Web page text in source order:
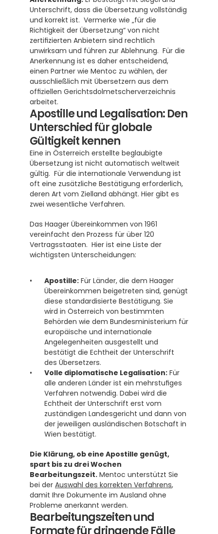
Unterschrift, dass die Übersetzung vollständig
und korrekt ist.  Vermerke wie „für die
Richtigkeit der Übersetzung“ von nicht
zertifizierten Anbietern sind rechtlich
unwirksam und führen zur Ablehnung.  Für die
Anerkennung ist es daher entscheidend,
einen Partner wie Mentoc zu wählen, der
ausschließlich mit Übersetzern aus dem
offiziellen Gerichtsdolmetscherverzeichnis
arbeitet.
Apostille und Legalisation: Den
Unterschied für globale
Gültigkeit kennen
Eine in Österreich erstellte beglaubigte
Übersetzung ist nicht automatisch weltweit
gültig.  Für die internationale Verwendung ist
oft eine zusätzliche Bestätigung erforderlich,
deren Art vom Zielland abhängt. Hier gibt es
zwei wesentliche Verfahren.
Das Haager Übereinkommen von 1961
vereinfacht den Prozess für über 120
Vertragsstaaten.  Hier ist eine Liste der
wichtigsten Unterscheidungen:
Apostille: Für Länder, die dem Haager
Übereinkommen beigetreten sind, genügt
diese standardisierte Bestätigung. Sie
wird in Österreich von bestimmten
Behörden wie dem Bundesministerium für
europäische und internationale
Angelegenheiten ausgestellt und
bestätigt die Echtheit der Unterschrift
des Übersetzers.
Volle diplomatische Legalisation: Für
alle anderen Länder ist ein mehrstufiges
Verfahren notwendig. Dabei wird die
Echtheit der Unterschrift erst vom
zuständigen Landesgericht und dann von
der jeweiligen ausländischen Botschaft in
Wien bestätigt.
Die Klärung, ob eine Apostille genügt,
spart bis zu drei Wochen
Bearbeitungszeit. Mentoc unterstützt Sie
bei der Auswahl des korrekten Verfahrens,
damit Ihre Dokumente im Ausland ohne
Probleme anerkannt werden.
Bearbeitungszeiten und
Formate für dringende Fälle